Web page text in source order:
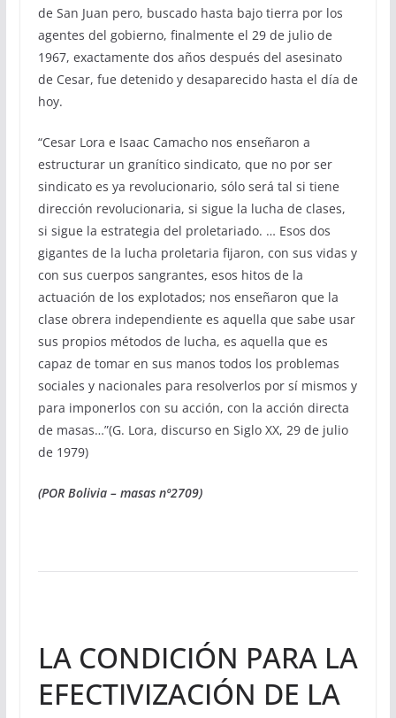
de San Juan pero, buscado hasta bajo tierra por los
agentes del gobierno, finalmente el 29 de julio de
1967, exactamente dos años después del asesinato
de Cesar, fue detenido y desaparecido hasta el día de
hoy.
“Cesar Lora e Isaac Camacho nos enseñaron a
estructurar un granítico sindicato, que no por ser
sindicato es ya revolucionario, sólo será tal si tiene
dirección revolucionaria, si sigue la lucha de clases,
si sigue la estrategia del proletariado. … Esos dos
gigantes de la lucha proletaria fijaron, con sus vidas y
con sus cuerpos sangrantes, esos hitos de la
actuación de los explotados; nos enseñaron que la
clase obrera independiente es aquella que sabe usar
sus propios métodos de lucha, es aquella que es
capaz de tomar en sus manos todos los problemas
sociales y nacionales para resolverlos por sí mismos y
para imponerlos con su acción, con la acción directa
de masas…”(G. Lora, discurso en Siglo XX, 29 de julio
de 1979)
(POR Bolivia – masas nº2709)
LA CONDICIÓN PARA LA
EFECTIVIZACIÓN DE LA